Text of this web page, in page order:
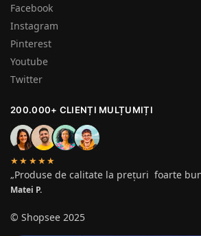
Facebook
Instagram
Pinterest
Youtube
Twitter
200.000+ CLIENȚI MULȚUMIȚI
★★★★★
„Produse de calitate la prețuri foarte
Matei P.
© Shopsee 2025